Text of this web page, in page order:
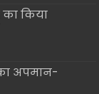
किया
अपमान-